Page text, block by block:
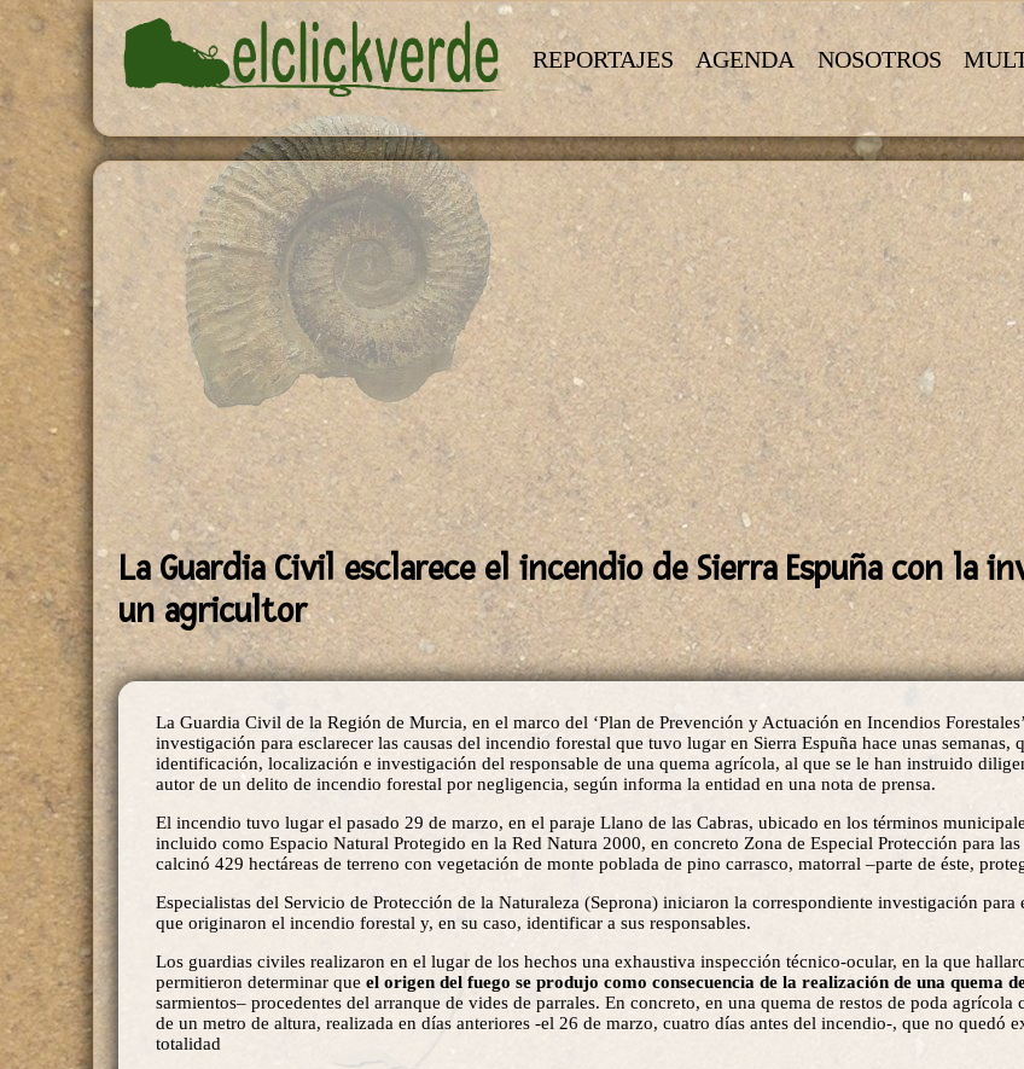
Pasar al contenido principal
REPORTAJES AGENDA NOSOTROS
La Guardia Civil esclarece el incendio de Sierra Espuña con la
un agricultor
La Guardia Civil de la Región de Murcia, en el marco del ‘Plan de Prevención y Actuación en Incendios
investigación para esclarecer las causas del incendio forestal que tuvo lugar en Sierra Espuña hace unas semanas,
identificación, localización e investigación del responsable de una quema agrícola, al que se le han instruido
autor de un delito de incendio forestal por negligencia, según informa la entidad en una nota de prensa.
El incendio tuvo lugar el pasado 29 de marzo, en el paraje Llano de las Cabras, ubicado en los términos
incluido como Espacio Natural Protegido en la Red Natura 2000, en concreto Zona de Especial Protección para
calcinó 429 hectáreas de terreno con vegetación de monte poblada de pino carrasco, matorral –parte de éste,
Especialistas del Servicio de Protección de la Naturaleza (Seprona) iniciaron la correspondiente investigación para
que originaron el incendio forestal y, en su caso, identificar a sus responsables.
Los guardias civiles realizaron en el lugar de los hechos una exhaustiva inspección técnico-ocular, en la que
permitieron determinar que el origen del fuego se produjo como consecuencia de la realización de una quema
sarmientos– procedentes del arranque de vides de parrales. En concreto, en una quema de restos de poda agrícola
de un metro de altura, realizada en días anteriores -el 26 de marzo, cuatro días antes del incendio-, que no quedó
totalidad